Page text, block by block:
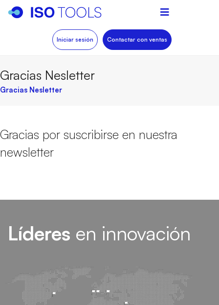
Iniciar sesión Contactar con ventas
Gracias Nesletter
Gracias Nesletter
Gracias por suscribirse en nuestra
newsletter
Líderes en innovación